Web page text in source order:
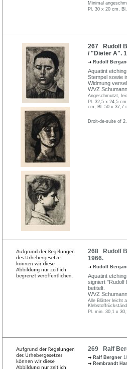
Minimal
Pl. 30 x 20 cm,
267 Rudolf
/ "Dieter A".
Rudolf
Aquatint
Stempel sowie
Widmung
WVZ
Angeschmutzt,
Pl. 32,5 x 24,5
cm, Bl. 50 x 37,7
Droit-de-suite of
268 Rudolf
1966.
Rudolf
Aquatint
signiert "Rudolf
betitelt.
WVZ
Alle Blätter leicht
Pl. min. 30,1 x
269 Ralf
Ralf Bergner
Rembrandt